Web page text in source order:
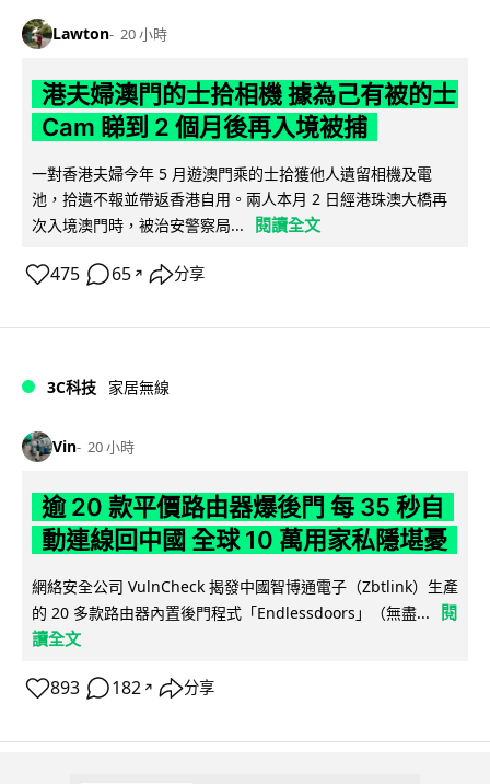
Lawton 20 小時
港夫婦澳門的士拾相機 據為己有被的士
Cam 睇到 2 個月後再入境被捕
一對香港夫婦今年 5 月遊澳門乘的士拾獲他人遺留相機及電
池，拾遺不報並帶返香港自用。兩人本月 2 日經港珠澳大橋再
次入境澳門時，被治安警察局...
閱讀全文
475 65 ↗ 分享
3C科技 家居無線
Vin 20 小時
逾 20 款平價路由器爆後門 每 35 秒自
動連線回中國 全球 10 萬用家私隱堪憂
網絡安全公司 VulnCheck 揭發中國智博通電子（Zbtlink）生產
的 20 多款路由器內置後門程式「Endlessdoors」（無盡...
閱
讀全文
893 182 ↗ 分享